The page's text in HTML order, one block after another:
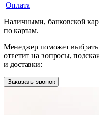
Оплата
Наличными, банковской
по картам.
Менеджер поможет выбрать
ответит на вопросы,
и доставки:
Заказать звонок